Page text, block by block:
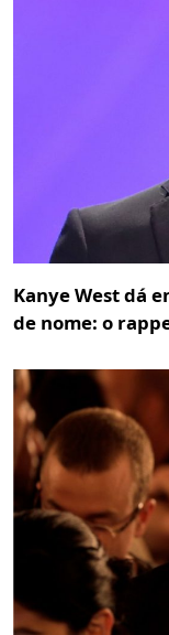
Kanye West dá
de nome: o